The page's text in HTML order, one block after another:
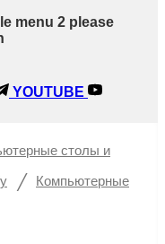
menu 2 please
YOUTUBE
столы и
/ Компьютерные